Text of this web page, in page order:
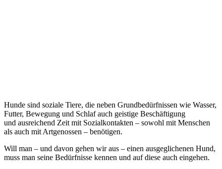
Hunde sind soziale Tiere, die neben Grundbedürfnissen wie Wasser,
Futter, Bewegung und Schlaf auch geistige Beschäftigung
und ausreichend Zeit mit Sozialkontakten – sowohl mit Menschen
als auch mit Artgenossen – benötigen.
Will man – und davon gehen wir aus – einen ausgeglichenen Hund,
muss man seine Bedürfnisse kennen und auf diese auch eingehen.